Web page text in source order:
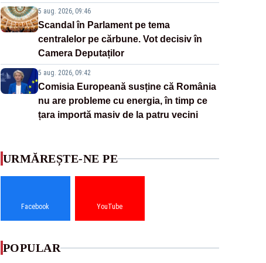
5 aug. 2026, 09:46
Scandal în Parlament pe tema
centralelor pe cărbune. Vot decisiv în
Camera Deputaților
5 aug. 2026, 09:42
Comisia Europeană susține că România
nu are probleme cu energia, în timp ce
țara importă masiv de la patru vecini
URMĂREȘTE-NE PE
Facebook YouTube
POPULAR